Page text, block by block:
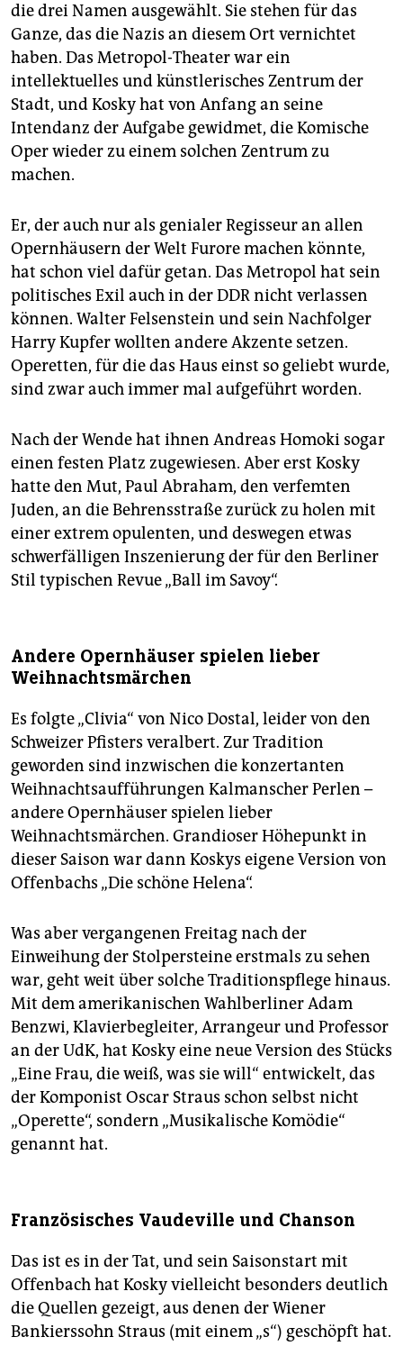
die drei Namen ausgewählt. Sie stehen für das
Ganze, das die Nazis an diesem Ort vernichtet
haben. Das Metropol-Theater war ein
intellektuelles und künstlerisches Zentrum der
Stadt, und Kosky hat von Anfang an seine
Intendanz der Aufgabe gewidmet, die Komische
Oper wieder zu einem solchen Zentrum zu
machen.
Er, der auch nur als genialer Regisseur an allen
Opernhäusern der Welt Furore machen könnte,
hat schon viel dafür getan. Das Metropol hat sein
politisches Exil auch in der DDR nicht verlassen
können. Walter Felsenstein und sein Nachfolger
Harry Kupfer wollten andere Akzente setzen.
Operetten, für die das Haus einst so geliebt wurde,
sind zwar auch immer mal aufgeführt worden.
Nach der Wende hat ihnen Andreas Homoki sogar
einen festen Platz zugewiesen. Aber erst Kosky
hatte den Mut, Paul Abraham, den verfemten
Juden, an die Behrensstraße zurück zu holen mit
einer extrem opulenten, und deswegen etwas
schwerfälligen Inszenierung der für den Berliner
Stil typischen Revue „Ball im Savoy“.
Andere Opernhäuser spielen lieber
Weihnachtsmärchen
Es folgte „Clivia“ von Nico Dostal, leider von den
Schweizer Pfisters veralbert. Zur Tradition
geworden sind inzwischen die konzertanten
Weihnachtsaufführungen Kalmanscher Perlen –
andere Opernhäuser spielen lieber
Weihnachtsmärchen. Grandioser Höhepunkt in
dieser Saison war dann Koskys eigene Version von
Offenbachs „Die schöne Helena“.
Was aber vergangenen Freitag nach der
Einweihung der Stolpersteine erstmals zu sehen
war, geht weit über solche Traditionspflege hinaus.
Mit dem amerikanischen Wahlberliner Adam
Benzwi, Klavierbegleiter, Arrangeur und Professor
an der UdK, hat Kosky eine neue Version des Stücks
„Eine Frau, die weiß, was sie will“ entwickelt, das
der Komponist Oscar Straus schon selbst nicht
„Operette“, sondern „Musikalische Komödie“
genannt hat.
Französisches Vaudeville und Chanson
Das ist es in der Tat, und sein Saisonstart mit
Offenbach hat Kosky vielleicht besonders deutlich
die Quellen gezeigt, aus denen der Wiener
Bankierssohn Straus (mit einem „s“) geschöpft hat.